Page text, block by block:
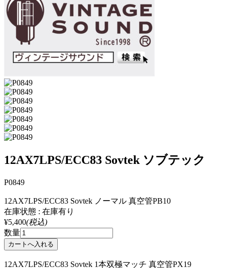
12AX7LPS/ECC83 Sovtek ソブテック
P0849
12AX7LPS/ECC83 Sovtek ノーマル 真空管PB10
在庫状態 : 在庫有り
¥5,400(税込)
数量
12AX7LPS/ECC83 Sovtek 1本双極マッチ 真空管PX19